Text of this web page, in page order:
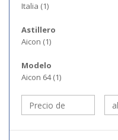
Italia (1)
Astillero
Aicon (1)
Modelo
Aicon 64 (1)